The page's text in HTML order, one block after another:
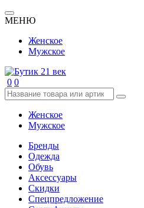
МЕНЮ
Женское
Мужское
0 0
Женское
Мужское
Бренды
Одежда
Обувь
Аксессуары
Скидки
Спецпредложение